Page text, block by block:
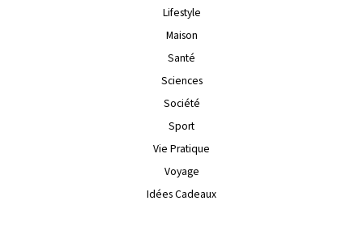
Lifestyle
Maison
Santé
Sciences
Société
Sport
Vie Pratique
Voyage
Idées Cadeaux